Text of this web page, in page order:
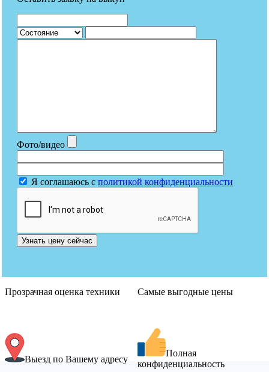
Фото/видео
Я соглашаюсь с политикой конфиденциальности
Узнать цену сейчас
Прозрачная оценка техники Самые выгодные цены
Выезд по Вашему адресу
Полная
конфиденциальность